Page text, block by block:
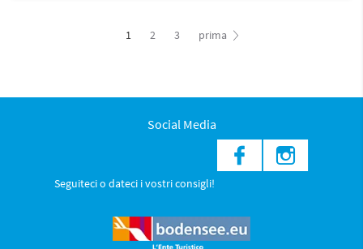
1 2 3 prima
Social Media
Seguiteci o dateci i vostri consigli!